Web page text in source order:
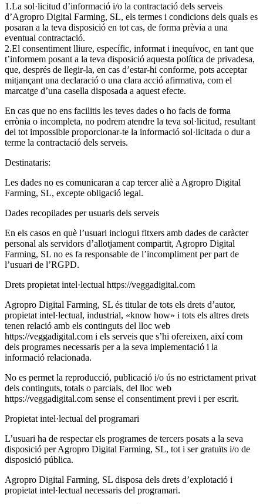
La sol·licitud d’informació i/o la contractació dels serveis
d’Agropro Digital Farming, SL, els termes i condicions dels quals es
posaran a la teva disposició en tot cas, de forma prèvia a una
eventual contractació.
El consentiment lliure, específic, informat i inequívoc, en tant que
t’informem posant a la teva disposició aquesta política de privadesa,
que, després de llegir-la, en cas d’estar-hi conforme, pots acceptar
mitjançant una declaració o una clara acció afirmativa, com el
marcatge d’una casella disposada a aquest efecte.
En cas que no ens facilitis les teves dades o ho facis de forma
errònia o incompleta, no podrem atendre la teva sol·licitud, resultant
del tot impossible proporcionar-te la informació sol·licitada o dur a
terme la contractació dels serveis.
Destinataris:
Les dades no es comunicaran a cap tercer aliè a Agropro Digital
Farming, SL, excepte obligació legal.
Dades recopilades per usuaris dels serveis
En els casos en què l’usuari inclogui fitxers amb dades de caràcter
personal als servidors d’allotjament compartit, Agropro Digital
Farming, SL no es fa responsable de l’incompliment per part de
l’usuari de l’RGPD.
Drets propietat intel·lectual https://veggadigital.com
Agropro Digital Farming, SL és titular de tots els drets d’autor,
propietat intel·lectual, industrial, «know how» i tots els altres drets
tenen relació amb els continguts del lloc web
https://veggadigital.com i els serveis que s’hi ofereixen, així com
dels programes necessaris per a la seva implementació i la
informació relacionada.
No es permet la reproducció, publicació i/o ús no estrictament privat
dels continguts, totals o parcials, del lloc web
https://veggadigital.com sense el consentiment previ i per escrit.
Propietat intel·lectual del programari
L’usuari ha de respectar els programes de tercers posats a la seva
disposició per Agropro Digital Farming, SL, tot i ser gratuïts i/o de
disposició pública.
Agropro Digital Farming, SL disposa dels drets d’explotació i
propietat intel·lectual necessaris del programari.